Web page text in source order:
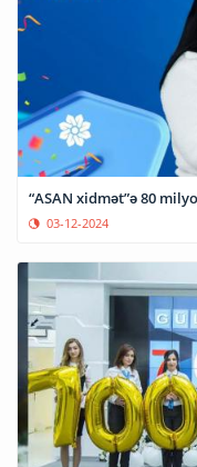
“ASAN xidmət”ə 80
03-12-2024